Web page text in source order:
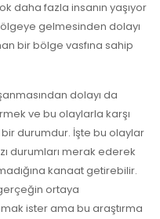
daha fazla insanın yaşıyor
gelmesinden dolayı
bir bölge vasfına sahip
dolayı da
ve bu olaylarla karşı
durumdur. İşte bu olaylar
durumları merak ederek
kanaat getirebilir.
ortaya
ister ama bu araştırma